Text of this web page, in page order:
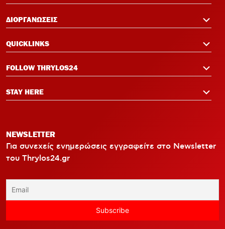
ΔΙΟΡΓΑΝΩΣΕΙΣ
QUICKLINKS
FOLLOW THRYLOS24
STAY HERE
NEWSLETTER
Για συνεχείς ενημερώσεις εγγραφείτε στο Newsletter
του Thrylos24.gr